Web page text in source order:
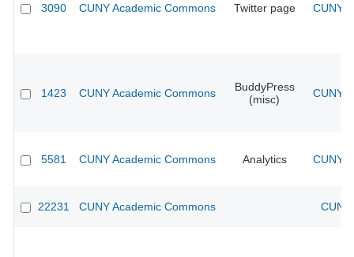
3090 CUNY Academic Commons Twitter page CUNY
1423 CUNY Academic Commons
BuddyPress
(misc)
CUNY
5581 CUNY Academic Commons Analytics CUNY
22231 CUNY Academic Commons